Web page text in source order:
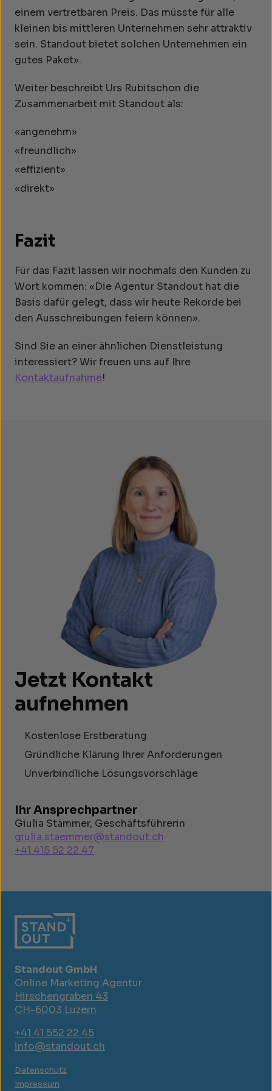
einem vertretbaren Preis. Das müsste für alle
kleinen bis mittleren Unternehmen sehr attraktiv
sein. Standout bietet solchen Unternehmen ein
gutes Paket».
Weiter beschreibt Urs Rubitschon die
Zusammenarbeit mit Standout als:
«angenehm»
«freundlich»
«effizient»
«direkt»
Fazit
Für das Fazit lassen wir nochmals den Kunden zu
Wort kommen: «Die Agentur Standout hat die
Basis dafür gelegt, dass wir heute Rekorde bei
den Ausschreibungen feiern können».
Sind Sie an einer ähnlichen Dienstleistung
interessiert? Wir freuen uns auf Ihre
Kontaktaufnahme!
Jetzt Kontakt
aufnehmen
Kostenlose Erstberatung
Gründliche Klärung Ihrer Anforderungen
Unverbindliche Lösungsvorschläge
Ihr Ansprechpartner
Giulia Stämmer, Geschäftsführerin
giulia.staemmer@standout.ch
+41 415 52 22 47
Standout GmbH
Online Marketing Agentur
Hirschengraben 43
CH-6003 Luzern
+41 41 552 22 45
info@standout.ch
Datenschutz
Impressum